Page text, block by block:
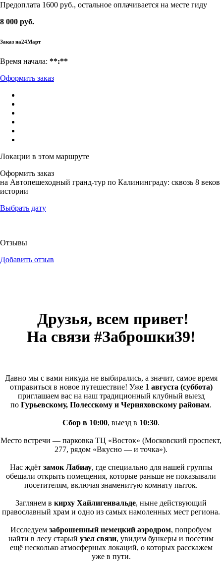
Предоплата 1600 руб., остальное оплачивается на месте гиду
8 000 руб.
Заказ на24Март
Время начала: **:**
Оформить заказ
Локации в этом маршруте
Оформить заказ
на Автопешеходный гранд-тур по Калининграду: сквозь 8 веков
истории
Выбрать дату
Отзывы
Добавить отзыв
Друзья, всем привет!
На связи #Заброшки39!
Давно мы с вами никуда не выбирались, а значит, самое время
отправиться в новое путешествие! Уже 1 августа (суббота)
приглашаем вас на наш традиционный клубный выезд
по Гурьевскому, Полесскому и Черняховскому районам.
Сбор в 10:00, выезд в 10:30.
Место встречи — парковка ТЦ «Восток» (Московский проспект,
277, рядом «Вкусно — и точка»).
Нас ждёт замок Лабиау, где специально для нашей группы
обещали открыть помещения, которые раньше не показывали
посетителям, включая знаменитую комнату пыток.
Заглянем в кирху Хайлигенвальде, ныне действующий
православный храм и одно из самых намоленных мест региона.
Исследуем заброшенный немецкий аэродром, попробуем
найти в лесу старый узел связи, увидим бункеры и посетим
ещё несколько атмосферных локаций, о которых расскажем
уже в пути.